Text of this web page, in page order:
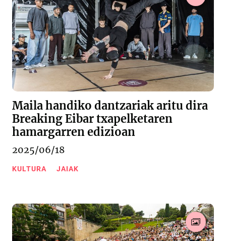
Maila handiko dantzariak aritu dira
Breaking Eibar txapelketaren
hamargarren edizioan
2025/06/18
KULTURA JAIAK